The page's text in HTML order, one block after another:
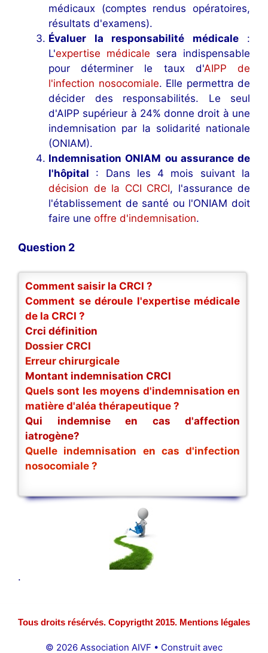
médicaux (comptes rendus opératoires,
résultats d'examens).
Évaluer la responsabilité médicale:
L'expertise médicale sera indispensable
pour déterminer le taux d'AIPP de
l'infection nosocomiale. Elle permettra de
décider des responsabilités. Le seul
d'AIPP supérieur à 24% donne droit à une
indemnisation par la solidarité nationale
(ONIAM).
Indemnisation ONIAM ou assurance de
l'hôpital : Dans les 4 mois suivant la
décision de la CCI CRCI, l'assurance de
l'établissement de santé ou l'ONIAM doit
faire une offre d'indemnisation.
Question 2
Comment saisir la CRCI ?
Comment se déroule l'expertise médicale
de la CRCI ?
Crci définition
Dossier CRCI
Erreur chirurgicale
Montant indemnisation CRCI
Quels sont les moyens d'indemnisation en
matière d'aléa thérapeutique ?
Qui indemnise en cas d'affection
iatrogène?
Quelle indemnisation en cas d'infection
nosocomiale ?
.
Tous droits résérvés. Copyrigtht 2015. Mentions légales
© 2026 Association AIVF • Construit avec